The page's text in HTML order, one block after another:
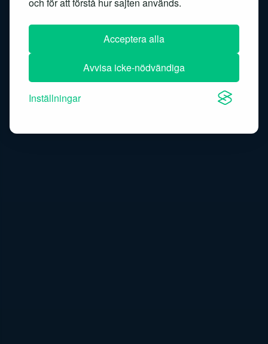
Acceptera alla
Avvisa icke-nödvändiga
Inställningar